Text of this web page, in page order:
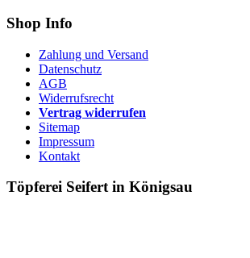
Shop Info
Zahlung und Versand
Datenschutz
AGB
Widerrufsrecht
Vertrag widerrufen
Sitemap
Impressum
Kontakt
Töpferei Seifert in Königsau